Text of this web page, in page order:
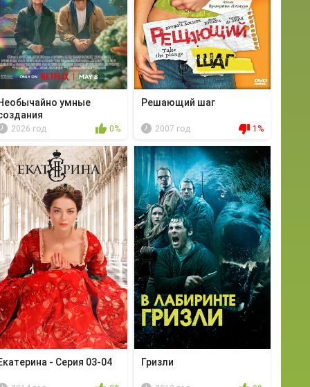
умные
2026 год 0%
Решающий шаг
2007 год 1%
- Серия 03-04 Гризли